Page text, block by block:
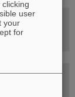
user
your
for